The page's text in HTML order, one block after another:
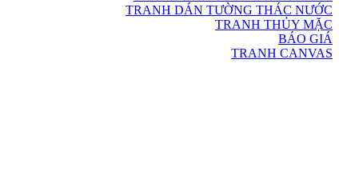
TRANH DÁN TƯỜNG THÁC NƯỚC
TRANH THỦY MẶC
BÁO GIÁ
TRANH CANVAS